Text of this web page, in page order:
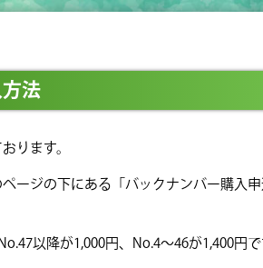
法
ります。
ージの下にある「バックナンバー購入
以降が1,000円、No.4～46が1,400円で